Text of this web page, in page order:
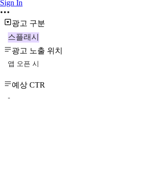
Sign In
광고 구분
스플래시
광고 노출 위치
앱 오픈 시
예상 CTR
-